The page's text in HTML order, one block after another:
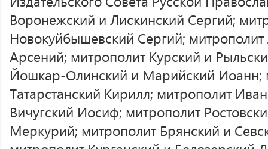
Воронежский и Лискинский Сергий;
Новокуйбышевский Сергий;
Арсений; митрополит Курский и
Йошкар-Олинский и Марийский Иоанн;
Татарстанский Кирилл; митрополит
Вичугский Иосиф; митрополит
Меркурий; митрополит Брянский и